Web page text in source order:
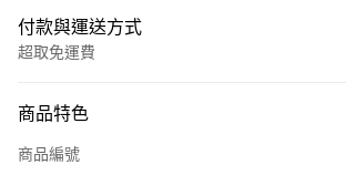
付款與運送方式
超取免運費
信用卡一次付款
超商取貨付款
商品特色
商品編號